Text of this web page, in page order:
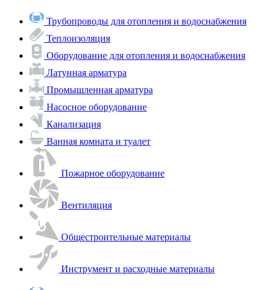
Трубопроводы для отопления и водоснабжения
Теплоизоляция
Оборудование для отопления и водоснабжения
Латунная арматура
Промышленная арматура
Насосное оборудование
Канализация
Ванная комната и туалет
Пожарное оборудование
Вентиляция
Общестроительные материалы
Инструмент и расходные материалы